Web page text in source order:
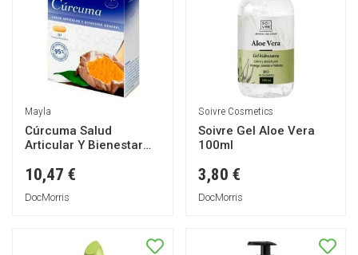
Mayla
Cúrcuma Salud
Articular Y Bienestar
10,47 €
DocMorris
Soivre Cosmetics
Soivre Gel Aloe Vera
100ml
3,80 €
DocMorris